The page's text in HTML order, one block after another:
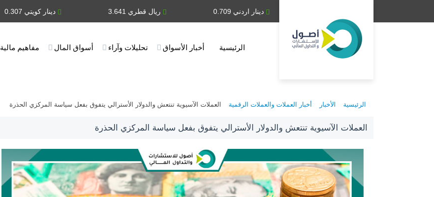
دينار اردني 0.709 ريال قطري 3.641 دينار كويتي 0.307
الرئيسية أخبار الأسواق تحليلات وآراء أسواق المال مفاهيم مالية
الرئيسية الأخبار أخبار العملات والعملات الرقمية العملات الآسيوية تنتعش والدولار الأسترالي يتفوق بفعل سياسة المركزي الحذرة
العملات الآسيوية تنتعش والدولار الأسترالي يتفوق بفعل سياسة المركزي الحذرة